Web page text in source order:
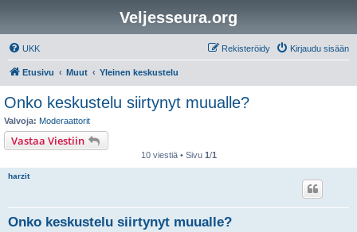
Veljesseura.org
UKK Kirjaudu sisään
Rekisteröidy
Etusivu Muut Yleinen keskustelu
Onko keskustelu siirtynyt muualle?
Valvoja: Moderaattorit
Vastaa Viestiin
10 viestiä • Sivu 1/1
harzit
Onko keskustelu siirtynyt muualle?